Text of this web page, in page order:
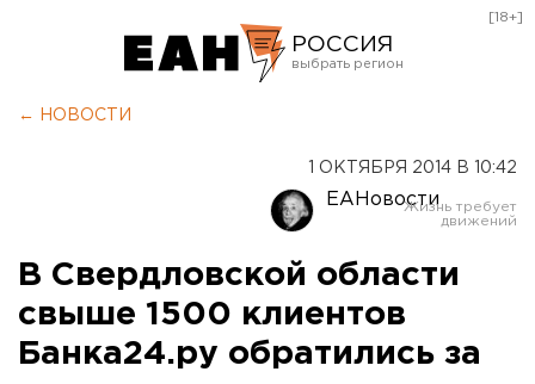
РОССИЯ
Оренбург
[18+]
← НОВОСТИ
1 ОКТЯБРЯ 2014 В 10:42
ЕАНовости
В Свердловской области
свыше 1500 клиентов
Банка24.ру обратились за